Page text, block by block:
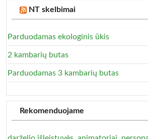
NT skelbimai
Parduodamas ekologinis ūkis
2 kambarių butas
Parduodamas 3 kambarių butas
Rekomenduojame